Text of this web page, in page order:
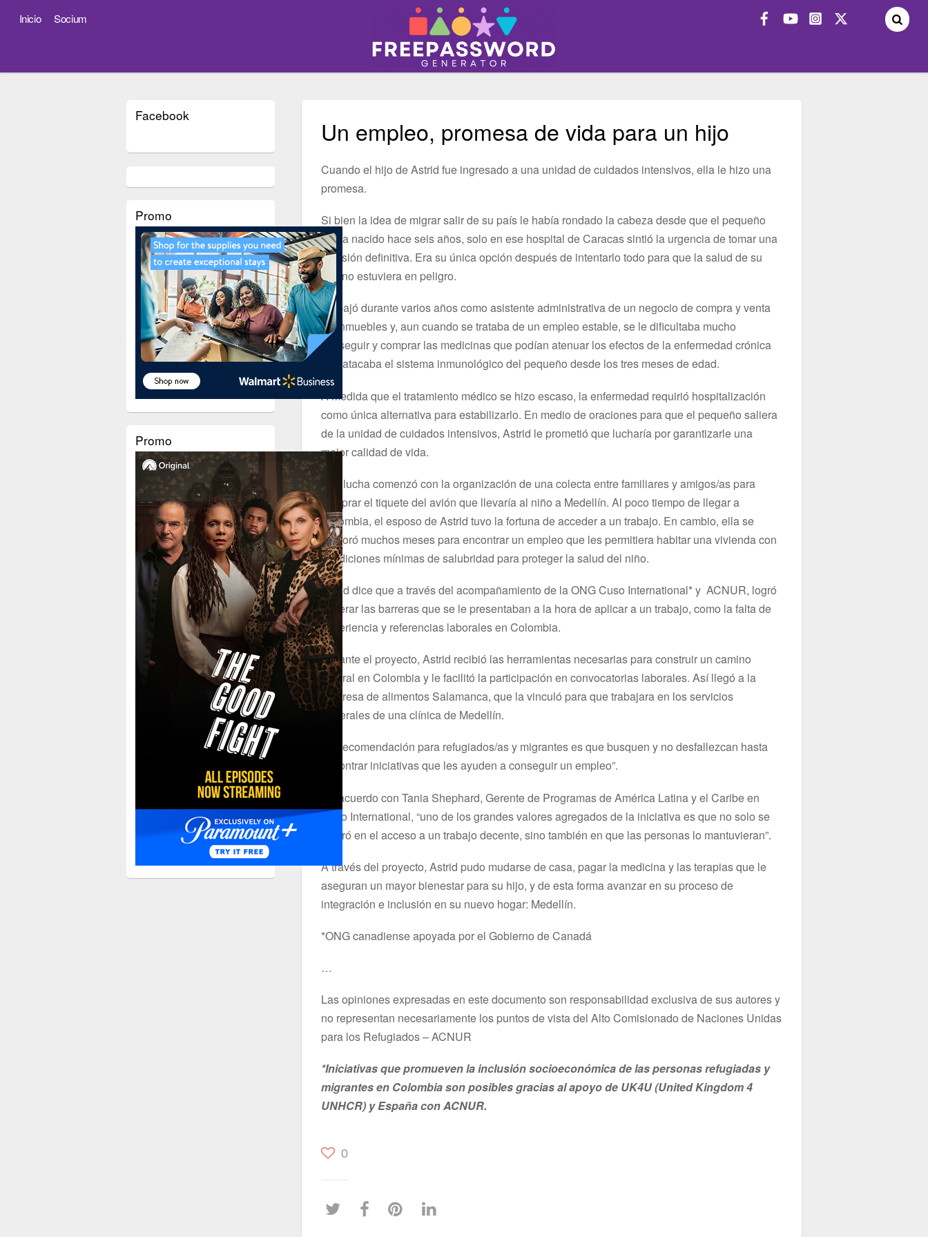
Inicio Socium
Un empleo, promesa de vida para un hijo
Cuando el hijo de Astrid fue ingresado a una unidad de cuidados intensivos, ella le hizo una
promesa.
Si bien la idea de migrar salir de su país le había rondado la cabeza desde que el pequeño
había nacido hace seis años, solo en ese hospital de Caracas sintió la urgencia de tomar una
decisión definitiva. Era su única opción después de intentarlo todo para que la salud de su
hijo no estuviera en peligro.
Trabajó durante varios años como asistente administrativa de un negocio de compra y venta
de inmuebles y, aun cuando se trataba de un empleo estable, se le dificultaba mucho
conseguir y comprar las medicinas que podían atenuar los efectos de la enfermedad crónica
que atacaba el sistema inmunológico del pequeño desde los tres meses de edad.
A medida que el tratamiento médico se hizo escaso, la enfermedad requirió hospitalización
como única alternativa para estabilizarlo. En medio de oraciones para que el pequeño saliera
de la unidad de cuidados intensivos, Astrid le prometió que lucharía por garantizarle una
mejor calidad de vida.
Esa lucha comenzó con la organización de una colecta entre familiares y amigos/as para
comprar el tiquete del avión que llevaría al niño a Medellín. Al poco tiempo de llegar a
Colombia, el esposo de Astrid tuvo la fortuna de acceder a un trabajo. En cambio, ella se
demoró muchos meses para encontrar un empleo que les permitiera habitar una vivienda con
condiciones mínimas de salubridad para proteger la salud del niño.
Astrid dice que a través del acompañamiento de la ONG Cuso International* y ACNUR, logró
superar las barreras que se le presentaban a la hora de aplicar a un trabajo, como la falta de
experiencia y referencias laborales en Colombia.
Durante el proyecto, Astrid recibió las herramientas necesarias para construir un camino
laboral en Colombia y le facilitó la participación en convocatorias laborales. Así llegó a la
empresa de alimentos Salamanca, que la vinculó para que trabajara en los servicios
generales de una clínica de Medellín.
“Mi recomendación para refugiados/as y migrantes es que busquen y no desfallezcan hasta
encontrar iniciativas que les ayuden a conseguir un empleo”.
De acuerdo con Tania Shephard, Gerente de Programas de América Latina y el Caribe en
Cuso International, “uno de los grandes valores agregados de la iniciativa es que no solo se
centró en el acceso a un trabajo decente, sino también en que las personas lo mantuvieran”.
A través del proyecto, Astrid pudo mudarse de casa, pagar la medicina y las terapias que le
aseguran un mayor bienestar para su hijo, y de esta forma avanzar en su proceso de
integración e inclusión en su nuevo hogar: Medellín.
*ONG canadiense apoyada por el Gobierno de Canadá
…
Las opiniones expresadas en este documento son responsabilidad exclusiva de sus autores y
no representan necesariamente los puntos de vista del Alto Comisionado de Naciones Unidas
para los Refugiados – ACNUR
*Iniciativas que promueven la inclusión socioeconómica de las personas refugiadas y
migrantes en Colombia son posibles gracias al apoyo de UK4U (United Kingdom 4
UNHCR) y España con ACNUR.
0
Facebook
Promo
Promo